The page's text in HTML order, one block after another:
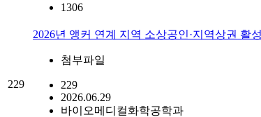
1306
229
2026년 앵커 연계 지역 소상공인·지역상권 활
첨부파일
229
2026.06.29
바이오메디컬화학공학과